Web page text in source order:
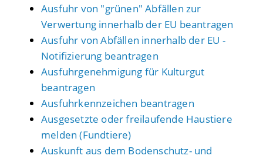
Ausfuhr von "grünen" Abfällen zur
Verwertung innerhalb der EU beantragen
Ausfuhr von Abfällen innerhalb der EU -
Notifizierung beantragen
Ausfuhrgenehmigung für Kulturgut
beantragen
Ausfuhrkennzeichen beantragen
Ausgesetzte oder freilaufende Haustiere
melden (Fundtiere)
Auskunft aus dem Bodenschutz- und